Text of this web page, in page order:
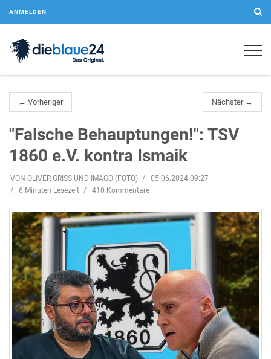
ANMELDEN
← Vorheriger Nächster →
"Falsche Behauptungen!": TSV
1860 e.V. kontra Ismaik
VON OLIVER GRISS UND IMAGO (FOTO)
05.06.2024 09:27
6 Minuten Lesezeit
410 Kommentare